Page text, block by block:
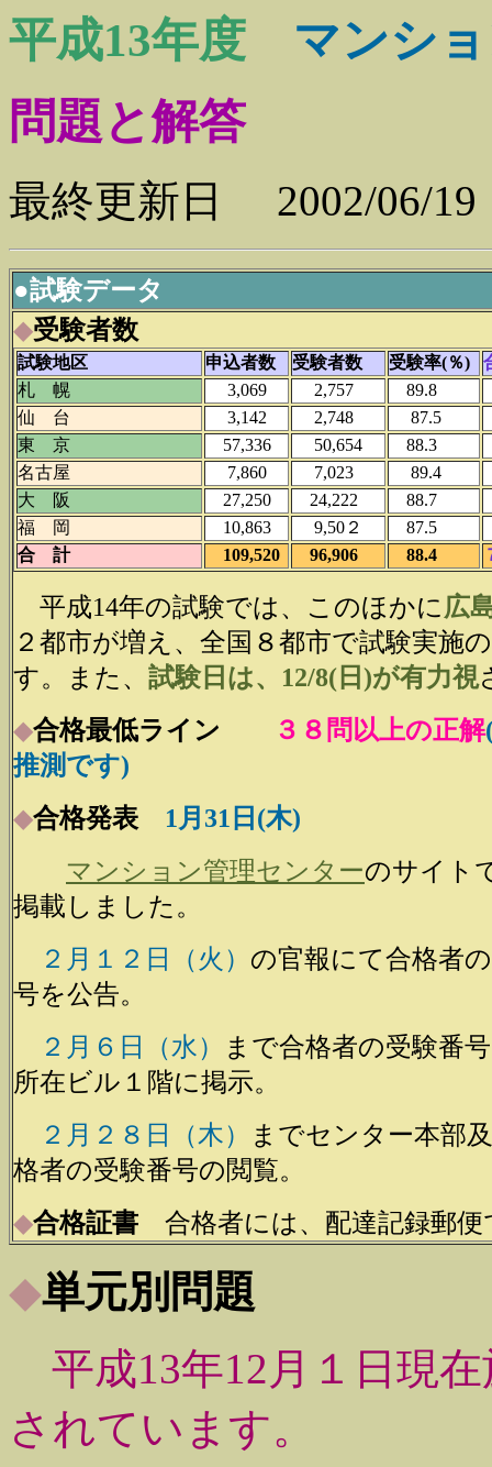
平成13年度 マンシ
問題と解答
最終更新日 2002/06/19
●試験データ
◆受験者数
試験地区 申込者数 受験者数 受験率(％)
札 幌
3,069 2,757 89.8
仙 台
3,142 2,748 87.5
東 京
57,336 50,654 88.3
名古屋
7,860 7,023 89.4
大 阪
27,250 24,222 88.7
福 岡
10,863 9,50２ 87.5
合 計
109,520 96,906 88.4
平成14年の試験では、このほかに 広
２都市が増え、全国８都市で試験実施
す。また、 試験日は、12/8(日)が有力視
◆合格最低ライン ３８問以上の正解
推測です)
◆合格発表 1月31日(木)
マンション管理センターのサイト
掲載しました。
２月１２日（火） の官報にて合格者
号を公告。
２月６日（水）
まで合格者の受験番
所在ビル１階に掲示。
２月２８日（木）
までセンター本部
格者の受験番号の閲覧。
◆合格証書 合格者には、配達記録郵便
◆単元別問題
平成13年12月１日現
されています。